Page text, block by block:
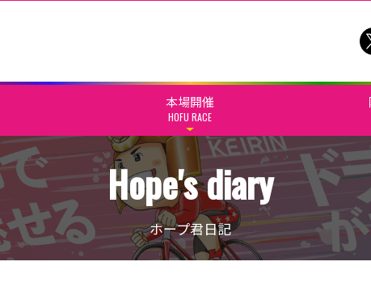
本場開催
HOFU RACE
Hope's diary
ホープ君日記